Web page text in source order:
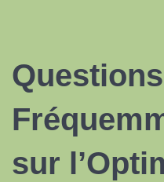
Questions
sur